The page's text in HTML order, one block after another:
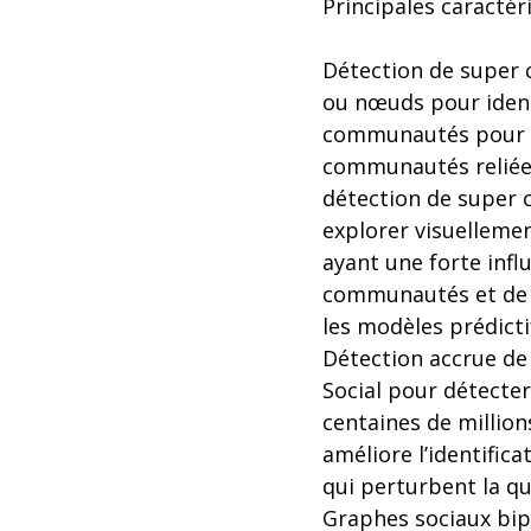
Principales
Détection de super
ou nœuds pour
communautés
communautés
détection de super
explorer
ayant une forte
communautés et
les modèles
Détection accrue
Social pour
centaines de
améliore
qui perturbent la
Graphes sociaux